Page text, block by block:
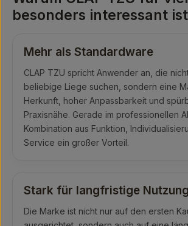
besonders interessant ist
Mehr als Standardware
CLAP TZU spricht Anwender an, die
beliebige Liege suchen, sondern eine
Herkunft, hoher Anpassbarkeit und
Praxisnähe. Gerade im professionellen
Kombination aus Funktion,
Service ein großer Vorteil.
Stark für langfristige Nutzung
Die Marke ist nicht nur auf den ersten